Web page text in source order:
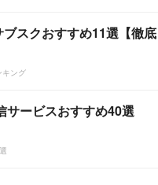
スクおすすめ11選【徹底
キング
サービスおすすめ40選